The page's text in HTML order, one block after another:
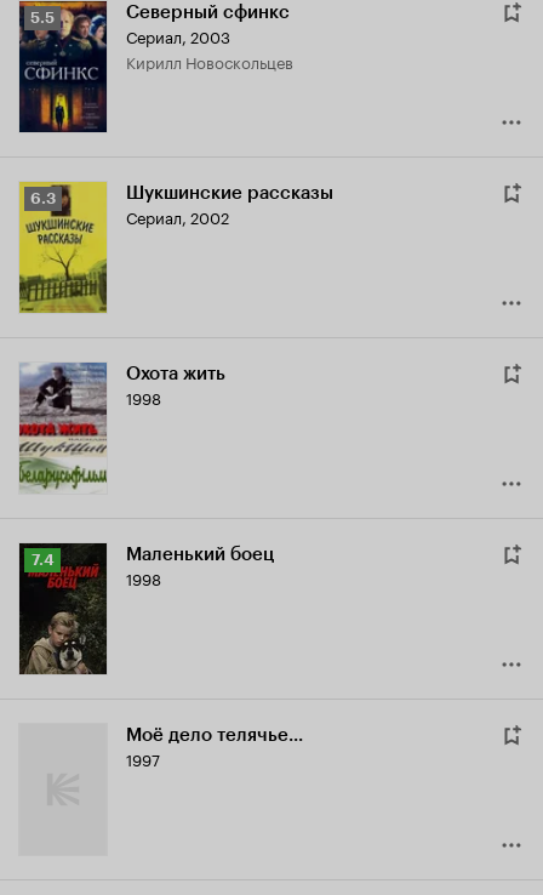
Рейтинг
Кинопоиска
5.5
5.5 Северный сфинкс
Сериал, 2003
Кирилл Новоскольцев
Рейтинг
Кинопоиска
6.3
6.3 Шукшинские рассказы
Сериал, 2002
Охота жить
1998
Рейтинг
Кинопоиска
7.4 Маленький боец
1998
Моё дело телячье...
1997